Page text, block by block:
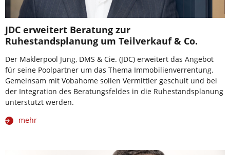
JDC erweitert Beratung zur
Ruhestandsplanung um Teilverkauf & Co.
Der Maklerpool Jung, DMS & Cie. (JDC) erweitert das Angebot
für seine Poolpartner um das Thema Immobilienverrentung.
Gemeinsam mit Vobahome sollen Vermittler geschult und bei
der Integration des Beratungsfeldes in die Ruhestandsplanung
unterstützt werden.
mehr